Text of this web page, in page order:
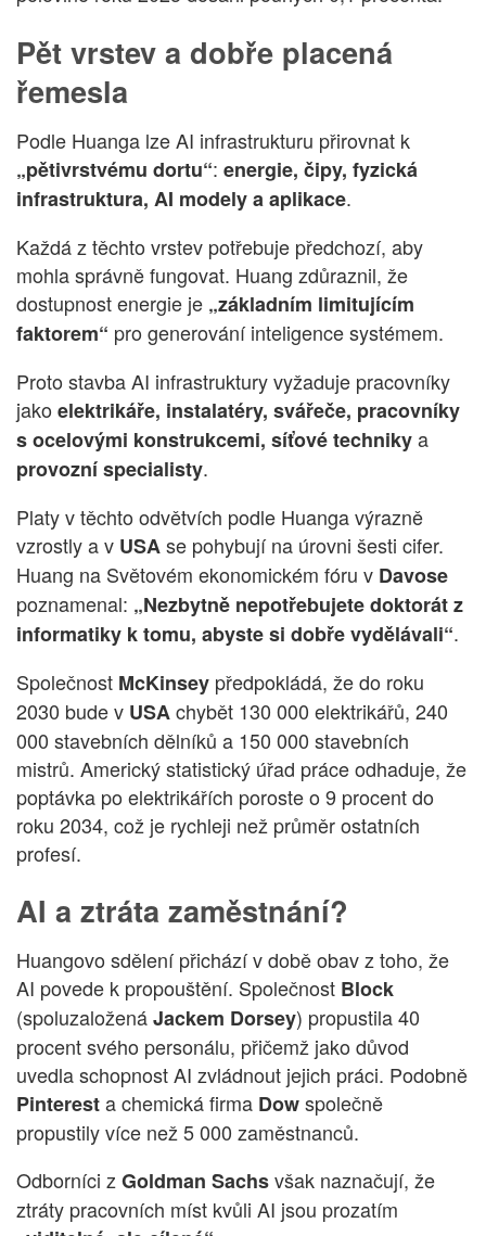
Pět vrstev a dobře placená
řemesla
Podle Huanga lze AI infrastrukturu přirovnat k
„pětivrstvému dortu“: energie, čipy, fyzická
infrastruktura, AI modely a aplikace.
Každá z těchto vrstev potřebuje předchozí, aby
mohla správně fungovat. Huang zdůraznil, že
dostupnost energie je „základním limitujícím
faktorem“ pro generování inteligence systémem.
Proto stavba AI infrastruktury vyžaduje pracovníky
jako elektrikáře, instalatéry, svářeče, pracovníky
s ocelovými konstrukcemi, síťové technikya
provozní specialisty.
Platy v těchto odvětvích podle Huanga výrazně
vzrostly a v USAse pohybují na úrovni šesti cifer.
Huang na Světovém ekonomickém fóru v Davose
poznamenal: „Nezbytně nepotřebujete doktorát z
informatiky k tomu, abyste si dobře vydělávali“.
Společnost McKinsey předpokládá, že do roku
2030 bude v USAchybět 130 000 elektrikářů, 240
000 stavebních dělníků a 150 000 stavebních
mistrů. Americký statistický úřad práce odhaduje, že
poptávka po elektrikářích poroste o 9 procent do
roku 2034, což je rychleji než průměr ostatních
profesí.
AI a ztráta zaměstnání?
Huangovo sdělení přichází v době obav z toho, že
AI povede k propouštění. Společnost Block
(spoluzaloženáJackem Dorsey) propustila 40
procent svého personálu, přičemž jako důvod
uvedla schopnost AI zvládnout jejich práci. Podobně
Pinteresta chemická firma Dowspolečně
propustily více než 5 000 zaměstnanců.
Odborníci z Goldman Sachsvšak naznačují, že
ztráty pracovních míst kvůli AI jsou prozatím